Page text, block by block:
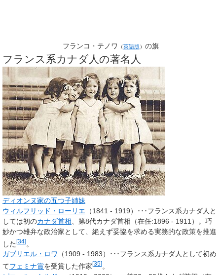
フランコ・テノワ （英語版 ） の旗
フランス系カナダ人の著名人
ディオンヌ家の五つ子姉妹
ウィルフリッド・ローリエ （1841 - 1919）･･･フランス系カナダ人と
しては初のカナダ首相 、第8代カナダ首相（在任:1896 - 1911）。巧
妙かつ雄弁な政治家として、絶えず妥協を求める実務的な政策を推進
した[34]
ガブリエル・ロワ
（1909 - 1983）･･･フランス系カナダ人として初め
てフェミナ賞を受賞した作家[35] 。